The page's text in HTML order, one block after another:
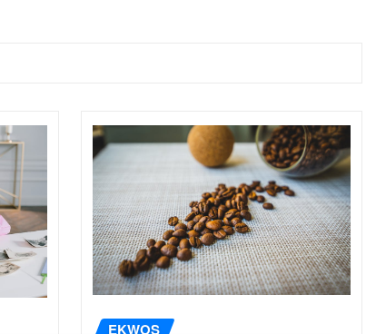
EKWOS